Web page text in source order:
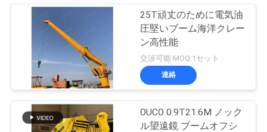
25T頑丈のために電気油
圧堅いブーム海洋クレー
ン高性能
交渉可能 MOQ:1セット
連絡
OUCO 0.9T21.6M ノック
ル望遠鏡 ブームオフシ